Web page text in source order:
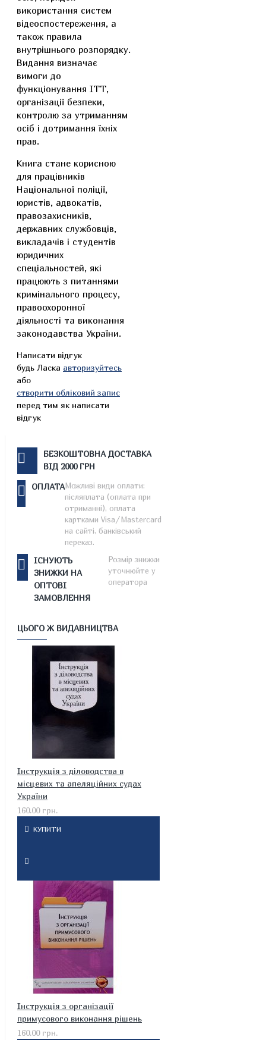
використання систем
відеоспостереження, а
також правила
внутрішнього розпорядку.
Видання визначає
вимоги до
функціонування ІТТ,
організації безпеки,
контролю за утриманням
осіб і дотримання їхніх
прав.
Книга стане корисною
для працівників
Національної поліції,
юристів, адвокатів,
правозахисників,
державних службовців,
викладачів і студентів
юридичних
спеціальностей, які
працюють з питаннями
кримінального процесу,
правоохоронної
діяльності та виконання
законодавства України.
Написати відгук
будь Ласка авторизуйтесь
або
створити обліковий запис
перед тим як написати
відгук
БЕЗКОШТОВНА ДОСТАВКА
ВІД 2000 ГРН
ОПЛАТАМожливі види оплати:
післяплата (оплата при
отриманні), оплата
картками Visa/Mastercard
на сайті, банківський
переказ.
ІСНУЮТЬ
ЗНИЖКИ НА
ОПТОВІ
ЗАМОВЛЕННЯ
Розмір знижки
уточнюйте у
оператора
ЦЬОГО Ж ВИДАВНИЦТВА
Інструкція з діловодства в
місцевих та апеляційних судах
України
160.00 грн.
КУПИТИ
Інструкція з організації
примусового виконання рішень
160.00 грн.